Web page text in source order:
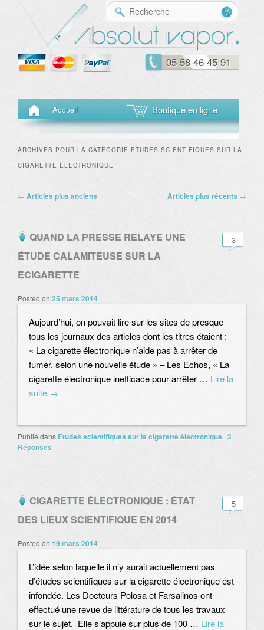
05 58 46 45 91
Menu principal
Aller au contenu principal
Aller au contenu secondaire
Accueil Boutique en ligne
ARCHIVES POUR LA CATÉGORIE ETUDES SCIENTIFIQUES SUR LA
CIGARETTE ÉLECTRONIQUE
Navigation des articles
← Articles plus anciens Articles plus récents →
QUAND LA PRESSE RELAYE UNE
ÉTUDE CALAMITEUSE SUR LA
ECIGARETTE
Posted on 25 mars 2014
3
Aujourd’hui, on pouvait lire sur les sites de presque
tous les journaux des articles dont les titres étaient :
« La cigarette électronique n’aide pas à arrêter de
fumer, selon une nouvelle étude » – Les Echos, « La
cigarette électronique inefficace pour arrêter … Lire la
suite →
Publié dans Etudes scientifiques sur la cigarette électronique | 3
Réponses
CIGARETTE ÉLECTRONIQUE : ÉTAT
DES LIEUX SCIENTIFIQUE EN 2014
Posted on 19 mars 2014
5
L’idée selon laquelle il n’y aurait actuellement pas
d’études scientifiques sur la cigarette électronique est
infondée. Les Docteurs Polosa et Farsalinos ont
effectué une revue de littérature de tous les travaux
sur le sujet. Elle s’appuie sur plus de 100 … Lire la